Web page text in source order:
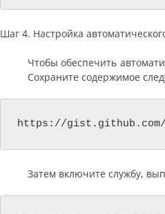
Шаг 4. Настройка
Чтобы обеспечить
Сохраните содержимое
https://gist.github.com/
Затем включите службу,